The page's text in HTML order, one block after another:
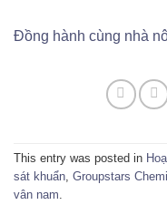
Đồng hành cùng nhà
This entry was posted in
sát khuẩn, Groupstars
vân nam.